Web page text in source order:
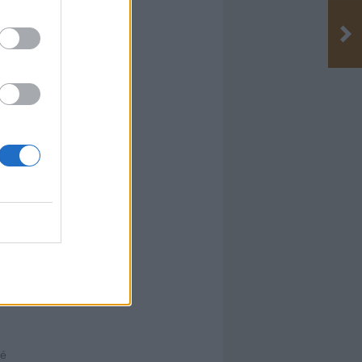
hogy a
A
a
(pl.